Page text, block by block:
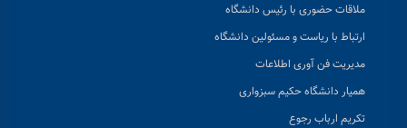
ملاقات حضوری با رئیس دانشگاه
ارتباط با ریاست و مسئولین دانشگاه
مدیریت فن آوری اطلاعات
همیار دانشگاه حکیم سبزواری
تکریم ارباب رجوع